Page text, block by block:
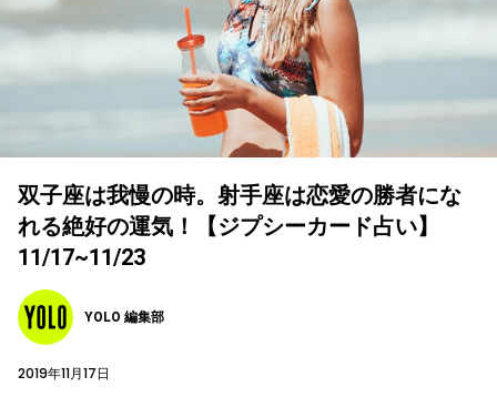
双子座は我慢の時。射手座は恋愛の勝者にな
れる絶好の運気！【ジプシーカード占い】
11/17~11/23
YOLO 編集部
2019年11月17日